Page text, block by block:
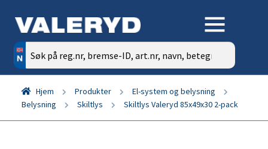
Søk
etter:
Hjem Produkter
El-system og belysning
Belysning
Skiltlys Skiltlys Valeryd 85x49x30 2-pack